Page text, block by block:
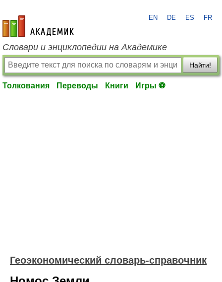
academic.ru
EN DE ES FR
Словари и энциклопедии на Академике
Найти!
Толкования Переводы Книги Игры ⚽
Геоэкономический словарь-справочник